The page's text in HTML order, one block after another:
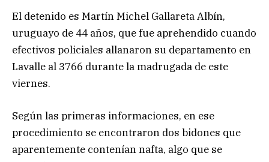
El detenido es Martín Michel Gallareta Albín,
uruguayo de 44 años, que fue aprehendido cuando
efectivos policiales allanaron su departamento en
Lavalle al 3766 durante la madrugada de este
viernes.
Según las primeras informaciones, en ese
procedimiento se encontraron dos bidones que
aparentemente contenían nafta, algo que se